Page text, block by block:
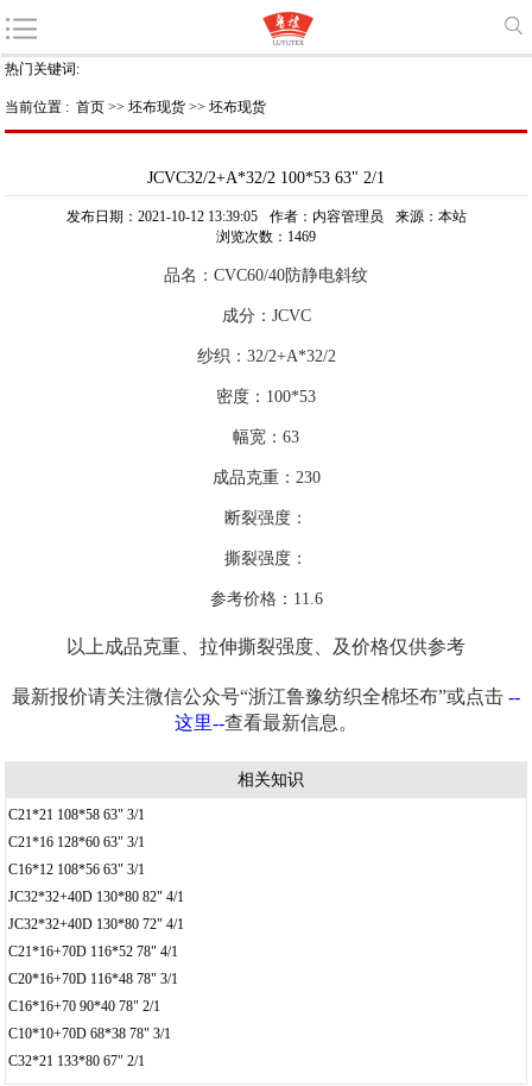
热门关键词:
当前位置 : 首页 >> 坯布现货 >> 坯布现货
JCVC32/2+A*32/2 100*53 63" 2/1
发布日期：2021-10-12 13:39:05 作者：内容管理员
来源：本站
浏览次数：1469
品名：CVC60/40防静电斜纹
成分：JCVC
纱织：32/2+A*32/2
密度：100*53
幅宽：63
成品克重：230
断裂强度：
撕裂强度：
参考价格：11.6
以上成品克重、拉伸撕裂强度、及价格仅供参考
最新报价请关注微信公众号“浙江鲁豫纺织全棉坯布”或点击 --
这里--查看最新信息。
相关知识
C21*21 108*58 63" 3/1
C21*16 128*60 63" 3/1
C16*12 108*56 63" 3/1
JC32*32+40D 130*80 82" 4/1
JC32*32+40D 130*80 72" 4/1
C21*16+70D 116*52 78" 4/1
C20*16+70D 116*48 78" 3/1
C16*16+70 90*40 78" 2/1
C10*10+70D 68*38 78" 3/1
C32*21 133*80 67" 2/1